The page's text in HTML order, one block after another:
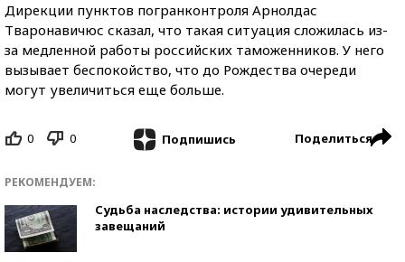
Дирекции пунктов погранконтроля Арнолдас
Тваронавичюс сказал, что такая ситуация сложилась из-
за медленной работы российских таможенников. У него
вызывает беспокойство, что до Рождества очереди
могут увеличиться еще больше.
0 0 Подпишись Поделиться
РЕКОМЕНДУЕМ:
Судьба наследства: истории удивительных
завещаний